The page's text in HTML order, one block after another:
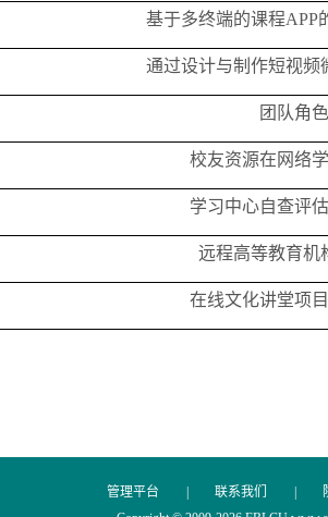
基于多终端的课程APP
通过设计与制作短视频
团队角
校友资源在网络
学习中心自查评
远程高等教育机
在线文化讲堂项
管理平台 联系我们